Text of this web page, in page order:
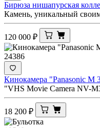
Бирюза нишапурская
Камень, уникальный
120 000 ₽
24386
Кинокамера "Panasonic M
"VHS Movie Camera NV-
18 200 ₽